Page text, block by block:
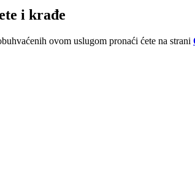
i krađe
ovom uslugom pronaći ćete na strani